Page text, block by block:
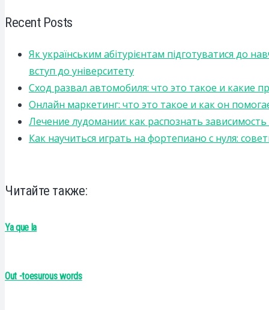
Recent Posts
Як українським абітурієнтам підготуватися до
вступ до університету
Сход развал автомобиля: что это такое и какие
Онлайн маркетинг: что это такое и как он
Лечение лудомании: как распознать
Как научиться играть на фортепиано с нуля:
Читайте также:
Ya que la
Out -toesurous words